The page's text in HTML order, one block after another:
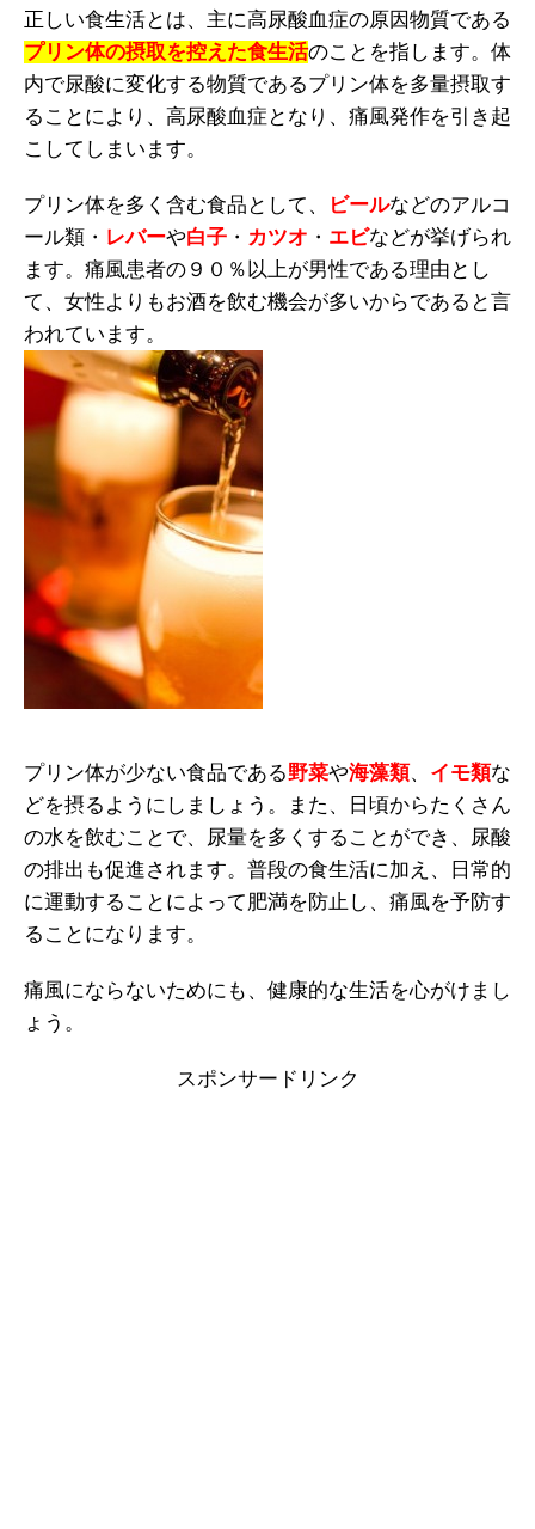
正しい食生活とは、主に高尿酸血症の原因物質である
プリン体の摂取を控えた食生活のことを指します。体
内で尿酸に変化する物質であるプリン体を多量摂取す
ることにより、高尿酸血症となり、痛風発作を引き起
こしてしまいます。
プリン体を多く含む食品として、 ビールなどのアルコ
ール類・ レバーや白子 ・ カツオ ・ エビなどが挙げられ
ます。痛風患者の９０％以上が男性である理由とし
て、女性よりもお酒を飲む機会が多いからであると言
われています。
プリン体が少ない食品である野菜や海藻類、 イモ類な
どを摂るようにしましょう。また、日頃からたくさん
の水を飲むことで、尿量を多くすることができ、尿酸
の排出も促進されます。普段の食生活に加え、日常的
に運動することによって肥満を防止し、痛風を予防す
ることになります。
痛風にならないためにも、健康的な生活を心がけまし
ょう。
スポンサードリンク